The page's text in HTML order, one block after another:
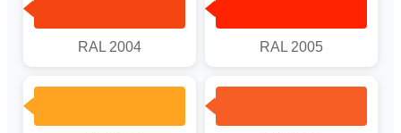
RAL 2004 RAL 2005